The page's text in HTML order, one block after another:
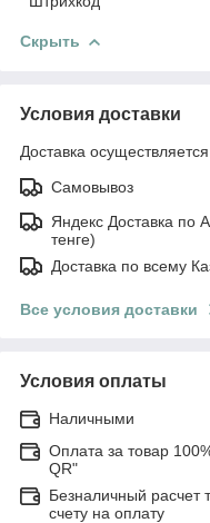
Скрыть
Условия доставки
Доставка
Самовывоз
Яндекс Доставка по
тенге)
Доставка по всему
Все условия доставки
Условия оплаты
Наличными
Оплата за товар
QR"
Безналичный расчет
счету на оплату